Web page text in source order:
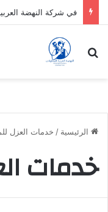
في شركة النهضة
بحث عن
الرئيسية / خدمات العزل
خدمات